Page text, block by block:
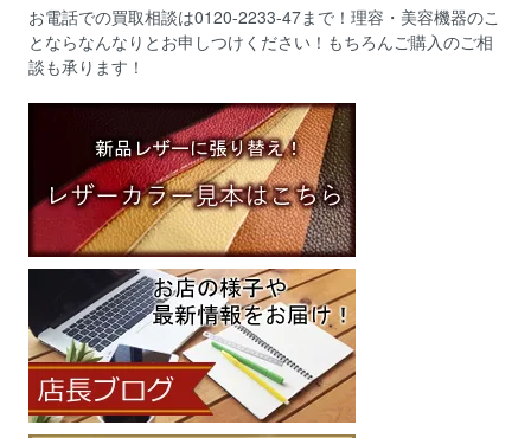
お電話での買取相談は0120-2233-47まで！理容・美容機器のこ
とならなんなりとお申しつけください！もちろんご購入のご相
談も承ります！